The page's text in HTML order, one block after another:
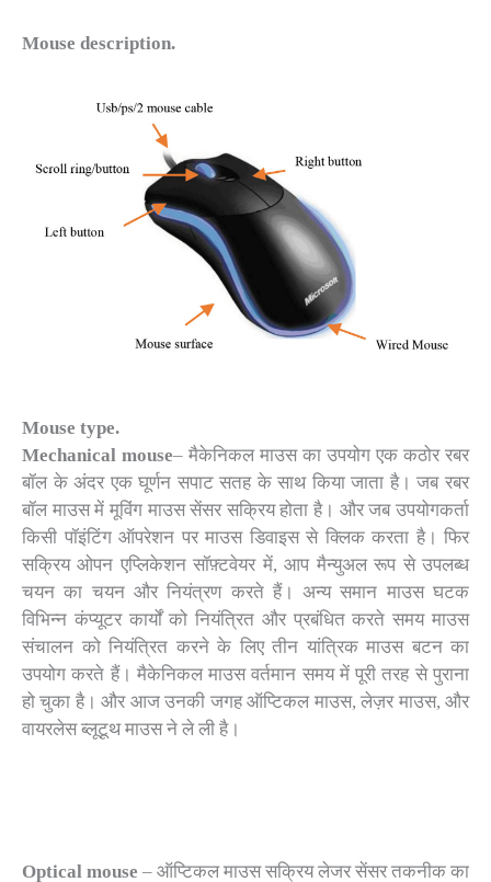
Mouse description.
Mouse type.
Mechanical mouse– मैकेनिकल माउस का उपयोग एक कठोर रबर
बॉल के अंदर एक घूर्णन सपाट सतह के साथ किया जाता है। जब रबर
बॉल माउस में मूविंग माउस सेंसर सक्रिय होता है। और जब उपयोगकर्ता
किसी पॉइंटिंग ऑपरेशन पर माउस डिवाइस से क्लिक करता है। फिर
सक्रिय ओपन एप्लिकेशन सॉफ़्टवेयर में, आप मैन्युअल रूप से उपलब्ध
चयन का चयन और नियंत्रण करते हैं। अन्य समान माउस घटक
विभिन्न कंप्यूटर कार्यों को नियंत्रित और प्रबंधित करते समय माउस
संचालन को नियंत्रित करने के लिए तीन यांत्रिक माउस बटन का
उपयोग करते हैं। मैकेनिकल माउस वर्तमान समय में पूरी तरह से पुराना
हो चुका है। और आज उनकी जगह ऑप्टिकल माउस, लेज़र माउस, और
वायरलेस ब्लूटूथ माउस ने ले ली है।
Optical mouse – ऑप्टिकल माउस सक्रिय लेजर सेंसर तकनीक का